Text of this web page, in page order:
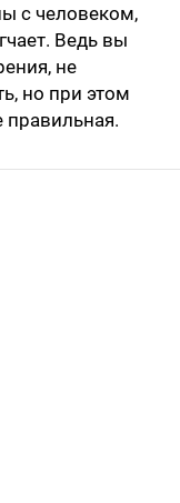
с человеком,
Ведь вы
не
но при этом
правильная.